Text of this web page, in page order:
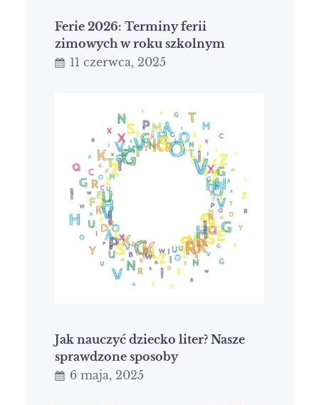
Ferie 2026: Terminy ferii
zimowych w roku szkolnym
11 czerwca, 2025
Jak nauczyć dziecko liter? Nasze
sprawdzone sposoby
6 maja, 2025